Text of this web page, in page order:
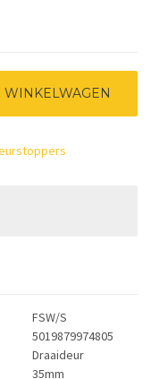
WINKELWAGEN
FSW/S
5019879974805
Draaideur
35mm